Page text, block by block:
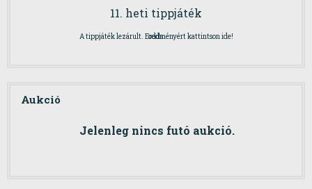
odds
11. heti tippjáték
A tippjáték lezárult. Eredményért kattintson ide!
Aukció
Jelenleg nincs futó aukció.